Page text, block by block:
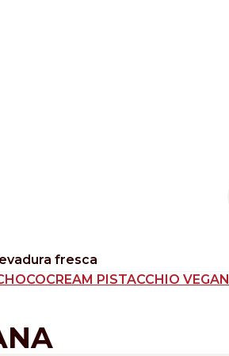
fresca
PISTACCHIO VEGAN